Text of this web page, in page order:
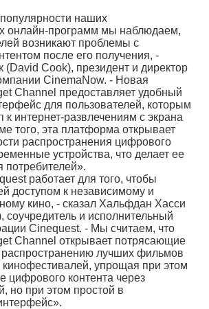
наших
онлайн-программ мы наблюдаем,
возникают проблемы с
после его получения, -
(David Cook), президент и директор
CinemaNow. - Новая
Channel предоставляет удобный
для пользователей, которым
к интернет-развлечениям с экрана
того, эта платформа открывает
распространения цифрового
устройства, что делает ее
потребителей».
работает для того, чтобы
доступом к независимому и
кино, - сказал Хальфдан Хасси
соучредитель и исполнительный
Cinequest. - Мы считаем, что
Channel открывает потрясающие
лучших фильмов
упрощая при этом
цифрового контента через
но при этом простой в